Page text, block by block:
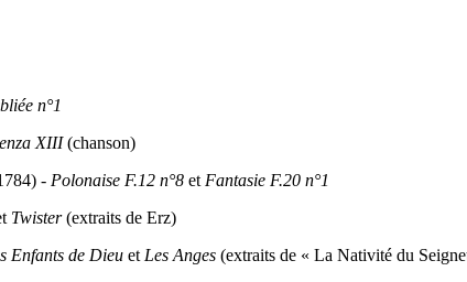
n°1
XIII(chanson)
- Polonaise F.12 n°8 et Fantasie F.20 n°1
Twister(extraits de Erz)
Enfants de Dieu et Les Anges (extraits de « La Nativité du